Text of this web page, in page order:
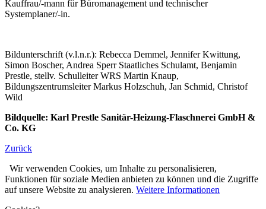
Kauffrau/-mann für Büromanagement und technischer
Systemplaner/-in.
Bildunterschrift (v.l.n.r.): Rebecca Demmel, Jennifer Kwittung,
Simon Boscher, Andrea Sperr Staatliches Schulamt, Benjamin
Prestle, stellv. Schulleiter WRS Martin Knaup,
Bildungszentrumsleiter Markus Holzschuh, Jan Schmid, Christof
Wild
Bildquelle: Karl Prestle Sanitär-Heizung-Flaschnerei GmbH &
Co. KG
Zurück
Wir verwenden Cookies, um Inhalte zu personalisieren,
Funktionen für soziale Medien anbieten zu können und die Zugriffe
auf unsere Website zu analysieren. Weitere Informationen